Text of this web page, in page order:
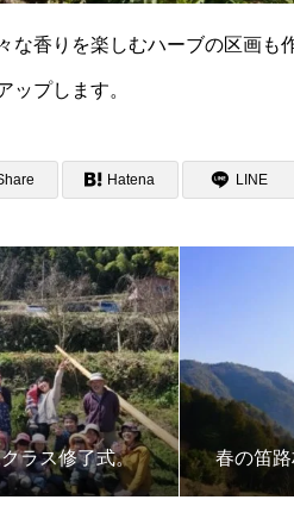
な香りを楽しむハーブの区画も
ップします。
Hatena LINE
ラス修了式。 春の笛